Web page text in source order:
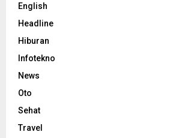
English
Headline
Hiburan
Infotekno
News
Oto
Sehat
Travel